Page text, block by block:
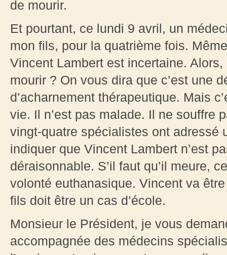
de mourir.
Et pourtant, ce lundi 9 avril, un
mon fils, pour la quatrième fois.
Vincent Lambert est incertaine.
mourir ? On vous dira que c’est une
d’acharnement thérapeutique. Mais
vie. Il n’est pas malade. Il ne souffre
vingt-quatre spécialistes ont adressé
indiquer que Vincent Lambert n’est
déraisonnable. S’il faut qu’il meure,
volonté euthanasique. Vincent va
fils doit être un cas d’école.
Monsieur le Président, je vous
accompagnée des médecins